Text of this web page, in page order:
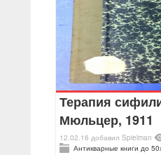
Терапия
Мюльцер, 1911
12.02.16 добавил Spielman
Антикварные книги до